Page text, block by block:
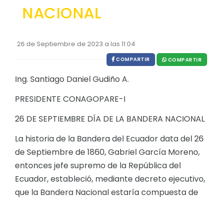
EJECUCIÓN PRESUPUESTARIA
Procesos de contratación
NACIONAL
26 de Septiembre de 2023 a las 11:04
COMPARTIR COMPARTIR
Ing. Santiago Daniel Gudiño A.
PRESIDENTE CONAGOPARE-I
26 DE SEPTIEMBRE DÍA DE LA BANDERA NACIONAL
La historia de la Bandera del Ecuador data del 26
de Septiembre de 1860, Gabriel García Moreno,
entonces jefe supremo de la República del
Ecuador, estableció, mediante decreto ejecutivo,
que la Bandera Nacional estaría compuesta de